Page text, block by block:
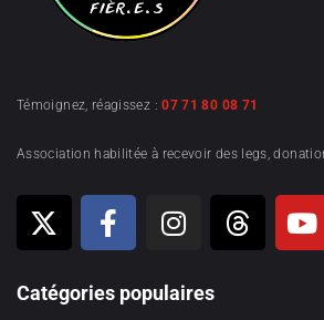
Témoignez, réagissez :07 71 80 08 71
Association habilitée à recevoir des legs,
Catégories populaires